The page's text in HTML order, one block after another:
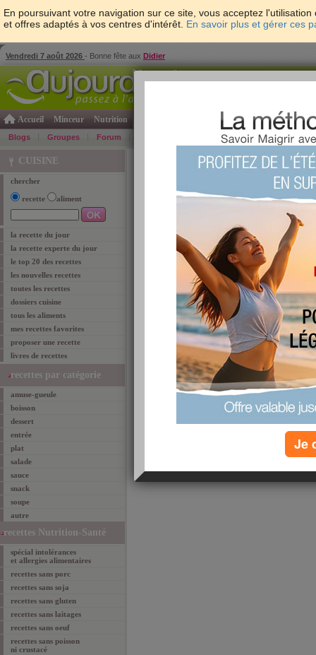
En poursuivant votre navigation sur ce site, vous acceptez
et offres adaptés à vos centres d'intérêt. En savoir plus et gérer ces
Vendredi 7 août 2026 - Bonne fête aux Didier
Accueil Minceur Nutrition Psycho & tests Forme & santé
Blogs Groupes Forum Bons Plans
CUISINE
chercher
recette aliment
la recette du jour
la recette experte du jour
le top 20 des recettes
les nouvelles recettes
toutes les recettes
dossiers cuisine
tous les aliments
mes recettes favorites
proposer une recette
livres de recettes
recettes par catégorie
amuse-gueule
boisson
dessert
entrée
plat
salade
sauce
snack
soupe
autre
recettes Nutrition-Santé
spécial intolérances
et allergies alimentaires
recettes sans porc
recettes sans soja
recettes sans gluten
recettes sans laitages
recettes sans oeuf
recettes sans poisson
ni crustacé
Cuisine> Tag "astuces cuisine"
Retrouvez ci-dessous les1article
Toutes nos astuces
cuisine !
Bien ranger sa cuisine,
cuissons… découvrez
pour cuisiner vite et bien.
Lire l'article
astuces cuisine,gagner du temps,recettes
Résultats 1-1 de 1
recommander
email favoris
Je